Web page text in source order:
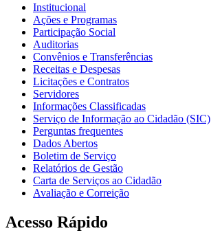
Institucional
Ações e Programas
Participação Social
Auditorias
Convênios e Transferências
Receitas e Despesas
Licitações e Contratos
Servidores
Informações Classificadas
Serviço de Informação ao Cidadão (SIC)
Perguntas frequentes
Dados Abertos
Boletim de Serviço
Relatórios de Gestão
Carta de Serviços ao Cidadão
Avaliação e Correição
Acesso Rápido